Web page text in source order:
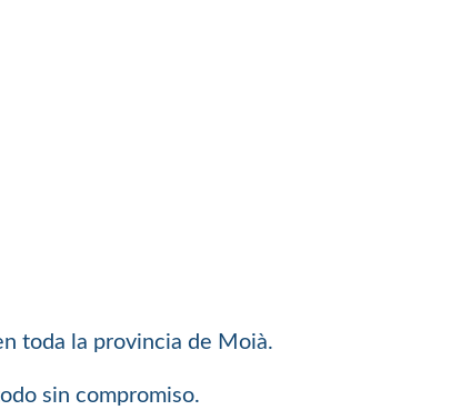
toda la provincia de Moià.
sin compromiso.